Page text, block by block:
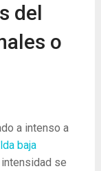
del
o
a intenso a
baja
se